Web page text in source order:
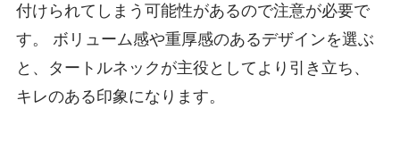
付けられてしまう可能性があるので注意が必要で
す。 ボリューム感や重厚感のあるデザインを選ぶ
と、タートルネックが主役としてより引き立ち、
キレのある印象になります。